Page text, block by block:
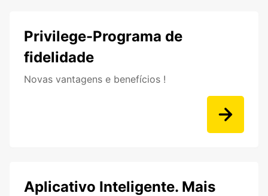
Privilege-Programa de
fidelidade
Novas vantagens e benefícios !
Aplicativo Inteligente. Mais